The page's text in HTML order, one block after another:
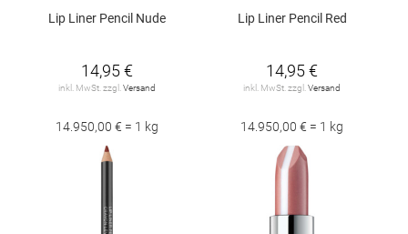
Lip Liner Pencil Nude
14,95 €
inkl. MwSt. zzgl.Versand
14.950,00 € = 1 kg
Lip Liner Pencil Red
14,95 €
inkl. MwSt. zzgl.Versand
14.950,00 € = 1 kg